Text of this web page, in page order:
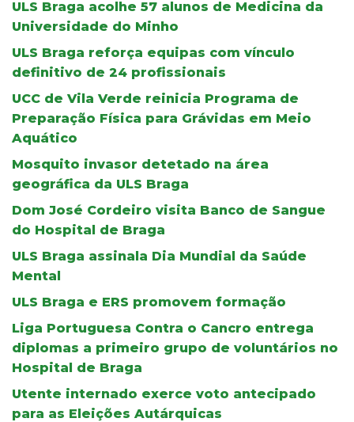
ULS Braga acolhe 57 alunos de Medicina da
Universidade do Minho
ULS Braga reforça equipas com vínculo
definitivo de 24 profissionais
UCC de Vila Verde reinicia Programa de
Preparação Física para Grávidas em Meio
Aquático
Mosquito invasor detetado na área
geográfica da ULS Braga
Dom José Cordeiro visita Banco de Sangue
do Hospital de Braga
ULS Braga assinala Dia Mundial da Saúde
Mental
ULS Braga e ERS promovem formação
Liga Portuguesa Contra o Cancro entrega
diplomas a primeiro grupo de voluntários no
Hospital de Braga
Utente internado exerce voto antecipado
para as Eleições Autárquicas